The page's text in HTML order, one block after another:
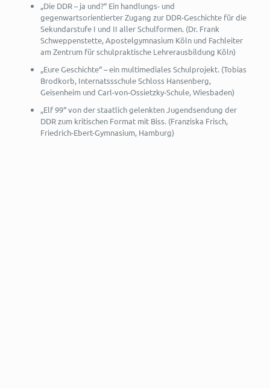
„Die DDR – ja und?“ Ein handlungs- und
gegenwartsorientierter Zugang zur DDR-Geschichte für die
Sekundarstufe I und II aller Schulformen. (Dr. Frank
Schweppenstette, Apostelgymnasium Köln und Fachleiter
am Zentrum für schulpraktische Lehrerausbildung Köln)
„Eure Geschichte“ – ein multimediales Schulprojekt. (Tobias
Brodkorb, Internatssschule Schloss Hansenberg,
Geisenheim und Carl-von-Ossietzky-Schule, Wiesbaden)
„Elf 99“ von der staatlich gelenkten Jugendsendung der
DDR zum kritischen Format mit Biss. (Franziska Frisch,
Friedrich-Ebert-Gymnasium, Hamburg)